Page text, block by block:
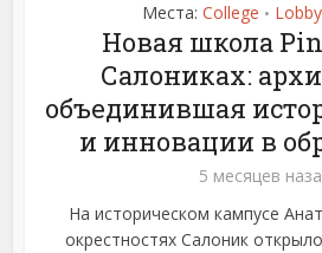
Места: College • Lobby
Новая школа
Салониках:
объединившая
и инновации в
5 месяцев
На историческом кампусе
окрестностях Салоник